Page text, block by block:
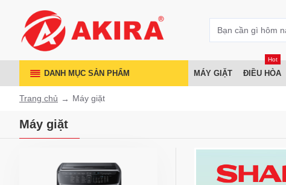
DANH MỤC SẢN PHẨM MÁY GIẶT ĐIỀU HÒA
Hot
Trang chủ Máy giặt
Máy giặt